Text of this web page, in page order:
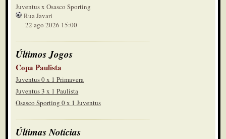
Juventus x Osasco Sporting
Rua Javari
22 ago 2026 15:00
Últimos Jogos
Copa Paulista
Juventus 0 x 1 Primavera
Juventus 3 x 1 Paulista
Osasco Sporting 0 x 1 Juventus
Últimas Notícias